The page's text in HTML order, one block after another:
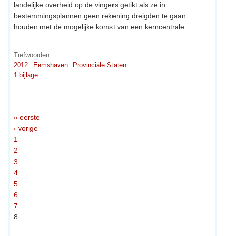
landelijke overheid op de vingers getikt als ze in
bestemmingsplannen geen rekening dreigden te gaan
houden met de mogelijke komst van een kerncentrale.
Trefwoorden:
2012
Eemshaven
Provinciale Staten
1 bijlage
« eerste
‹ vorige
1
2
3
4
5
6
7
8